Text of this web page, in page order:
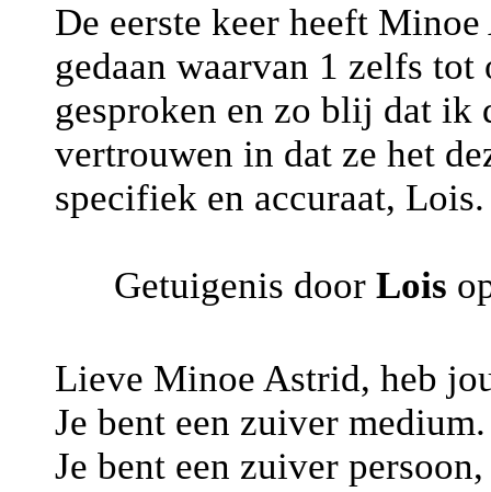
De eerste keer heeft
gedaan waarvan 1 zelfs
gesproken en zo blij dat ik
vertrouwen in dat ze het
specifiek en accuraat, Lois.
Getuigenis door Lois
Lieve Minoe Astrid, heb
Je bent een zuiver
Je bent een zuiver